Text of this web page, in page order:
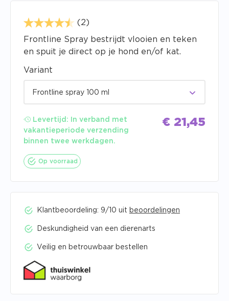
(2)
Frontline Spray bestrijdt vlooien en teken
en spuit je direct op je hond en/of kat.
€ 21,45
Levertijd:
In verband met
vakantieperiode verzending
binnen twee werkdagen.
Variant
Frontline spray 100 ml
Op voorraad
Klantbeoordeling: 9/10 uit beoordelingen
Deskundigheid van een dierenarts
Veilig en betrouwbaar bestellen